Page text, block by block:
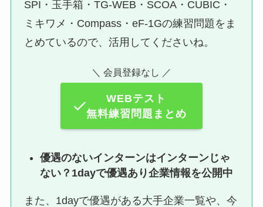
SPI・玉手箱・TG-WEB・SCOA・CUBIC・
ミキワメ・Compass・eF-1Gの練習問題をま
とめているので、活用してくださいね。
＼ 会員登録なし ／
WEBテスト
無料練習問題まとめ
優遇のないインターンはインターンじゃ
ない？1dayで優遇あり企業情報を公開中
また、1dayで優遇がある大手企業一覧や、今